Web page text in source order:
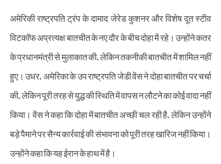
अमेरिकी राष्ट्रपति ट्रंप के दामाद जेरेड कुशनर और विशेष दूत स्टीव
विटकॉफ अप्रत्यक्ष बातचीत के नए दौर के बीच दोहा में रहे। उन्होंने कतर
के प्रधानमंत्री से मुलाकात की, लेकिन तकनीकी बातचीत में शामिल नहीं
हुए। उधर, अमेरिका के उप राष्ट्रपति जेडी वेंस ने दोहा बातचीत पर चर्चा
की, लेकिन पूरी तरह से युद्ध की स्थिति में वापस न लौटने का कोई वादा नहीं
किया। वेंस ने कहा कि दोहा में बातचीत अच्छी चल रही है, लेकिन उन्होंने
बड़े पैमाने पर सैन्य कार्रवाई की संभावना को पूरी तरह खारिज नहीं किया।
उन्होंने कहा कि यह ईरान के हाथ में है।